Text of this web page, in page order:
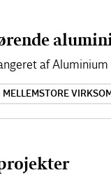
af
MELLEMSTORE